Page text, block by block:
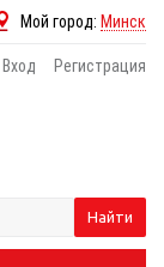
Мой город: Минск
Вход Регистрация
Найти